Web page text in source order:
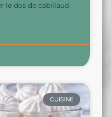
le dos de cabillaud
CUISINE